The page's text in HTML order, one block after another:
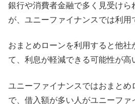
銀行や消費者金融で多く見受けら
が、ユニーファイナンスでは利用
おまとめローンを利用すると他社
て、利息が軽減できる可能性が高
ユニーファイナンスではおまとめ
で、借入額が多い人がユニーファ